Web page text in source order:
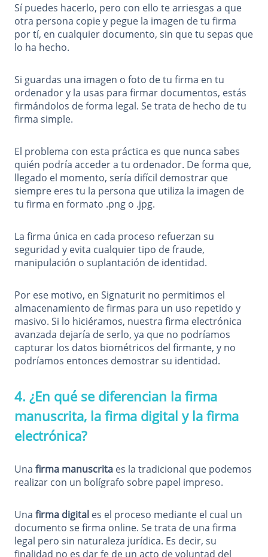
Sí puedes hacerlo, pero con ello te arriesgas a que
otra persona copie y pegue la imagen de tu firma
por tí, en cualquier documento, sin que tu sepas que
lo ha hecho.
Si guardas una imagen o foto de tu firma en tu
ordenador y la usas para firmar documentos, estás
firmándolos de forma legal. Se trata de hecho de tu
firma simple.
El problema con esta práctica es que nunca sabes
quién podría acceder a tu ordenador. De forma que,
llegado el momento, sería difícil demostrar que
siempre eres tu la persona que utiliza la imagen de
tu firma en formato .png o .jpg.
La firma única en cada proceso refuerzan su
seguridad y evita cualquier tipo de fraude,
manipulación o suplantación de identidad.
Por ese motivo, en Signaturit no permitimos el
almacenamiento de firmas para un uso repetido y
masivo. Si lo hiciéramos, nuestra firma electrónica
avanzada dejaría de serlo, ya que no podríamos
capturar los datos biométricos del firmante, y no
podríamos entonces demostrar su identidad.
4. ¿En qué se diferencian la firma
manuscrita, la firma digital y la firma
electrónica?
Una firma manuscrita es la tradicional que podemos
realizar con un bolígrafo sobre papel impreso.
Una firma digital es el proceso mediante el cual un
documento se firma online. Se trata de una firma
legal pero sin naturaleza jurídica. Es decir, su
finalidad no es dar fe de un acto de voluntad del